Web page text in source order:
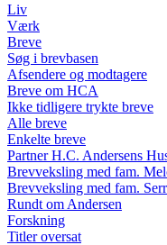
Liv
Værk
Breve
Søg i brevbasen
Afsendere og modtagere
Breve om HCA
Ikke tidligere trykte breve
Alle breve
Enkelte breve
Partner H.C. Andersens
Brevveksling med fam.
Brevveksling med fam.
Rundt om Andersen
Forskning
Titler oversat